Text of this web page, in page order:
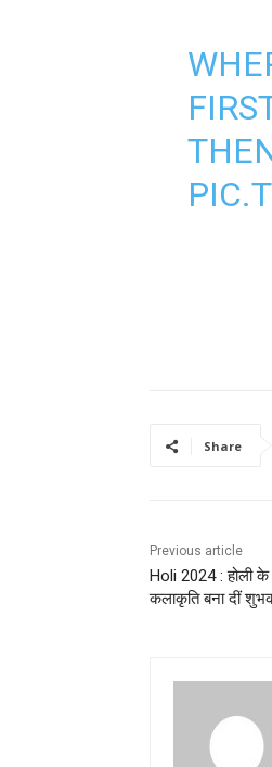
Share
Previous article
Holi 2024 : होली
कलाकृति बना दीं